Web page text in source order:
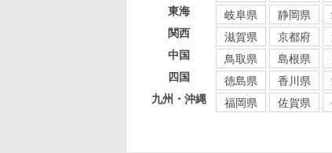
東海
岐阜県 静岡県
関西
滋賀県 京都府
中国
鳥取県 島根県
四国
徳島県 香川県
九州・沖縄
福岡県 佐賀県